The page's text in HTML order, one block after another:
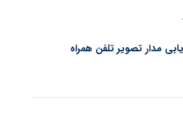
مدار تصویر تلفن همراه